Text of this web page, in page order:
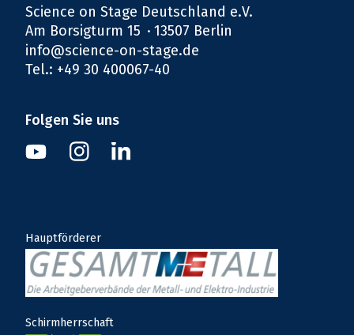
Science on Stage Deutschland e.V.
Am Borsigturm 15
13507 Berlin
info@science-on-stage.de
Tel.: +49 30 400067-40
Folgen Sie uns
YoutubeInstagramLinkedin
Hauptförderer
Schirmherrschaft